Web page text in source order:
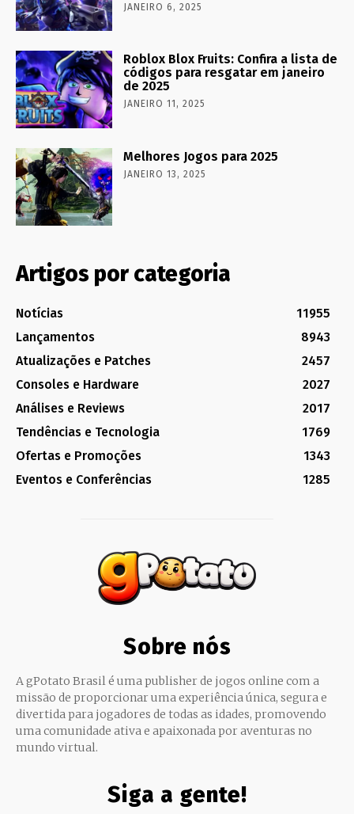
JANEIRO 6, 2025
Roblox Blox Fruits: Confira a lista de
códigos para resgatar em janeiro
de 2025
JANEIRO 11, 2025
Melhores Jogos para 2025
JANEIRO 13, 2025
Artigos por categoria
Notícias
11955
Lançamentos
8943
Atualizações e Patches
2457
Consoles e Hardware
2027
Análises e Reviews
2017
Tendências e Tecnologia
1769
Ofertas e Promoções
1343
Eventos e Conferências
1285
Sobre nós
A gPotato Brasil é uma publisher de jogos online com a
missão de proporcionar uma experiência única, segura e
divertida para jogadores de todas as idades, promovendo
uma comunidade ativa e apaixonada por aventuras no
mundo virtual.
Siga a gente!